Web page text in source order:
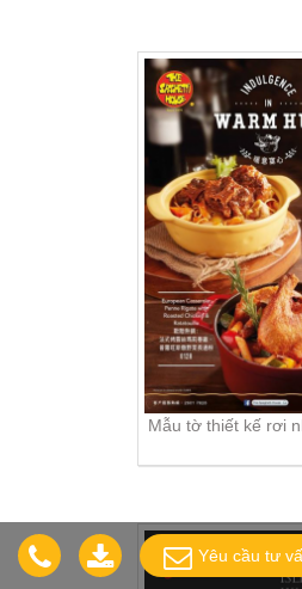
Mẫu tờ thiết kế rơi
Yêu cầu tư